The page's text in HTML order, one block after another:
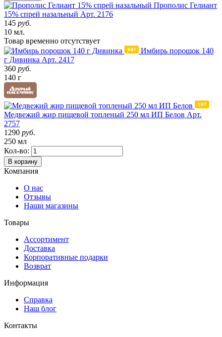
Прополис Гелиант
15% спрей назальный Арт. 2176
145 руб.
10 мл.
Товар временно отсутствует
Имбирь порошок 140
г Дивинка Арт. 2417
360 руб.
140 г
Медвежий жир пищевой топленый 250 мл ИП Белов Арт.
2757
1290 руб.
250 мл
Кол-во:
В корзину
Компания
О нас
Отзывы
Наши магазины
Товары
Ассортимент
Доставка
Корпоративные подарки
Возврат
Информация
Справка
Наш блог
Контакты